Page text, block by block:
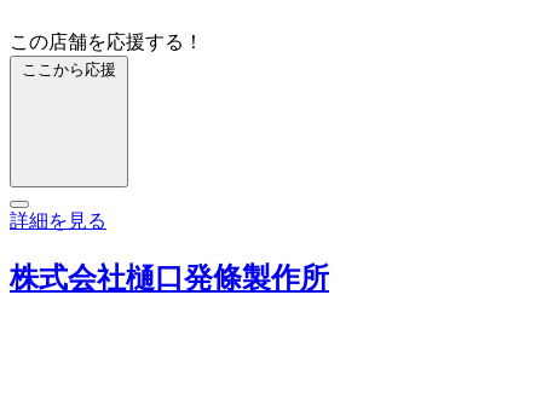
この店舗を応援する！
ここから応援
詳細を見る
株式会社樋口発條製作所